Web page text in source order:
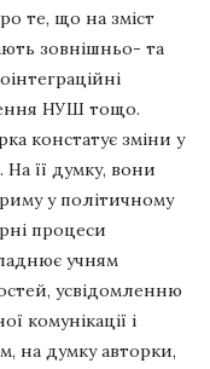
те, що на зміст
зовнішньо- та
НУШ тощо.
констатує зміни у
На її думку, вони
у політичному
процеси
учням
усвідомленню
комунікації і
на думку авторки,